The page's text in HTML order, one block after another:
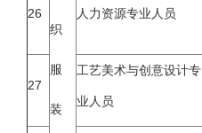
织
服
装
26 人力资源专业人员
27
工艺美术与创意设计专
业人员